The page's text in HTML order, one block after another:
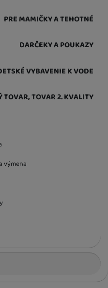
PRE MAMIČKY A TEHOTNÉ
DARČEKY A POUKAZY
VYBAVENIE K VODE
TOVAR, TOVAR 2. KVALITY
výmena
verzia